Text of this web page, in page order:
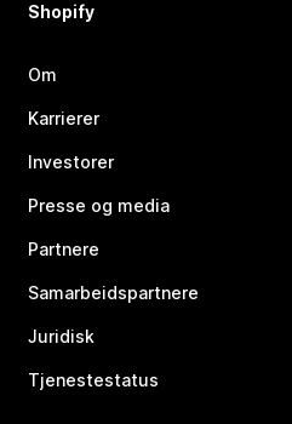
Shopify
Om
Karrierer
Investorer
Presse og media
Partnere
Samarbeidspartnere
Juridisk
Tjenestestatus